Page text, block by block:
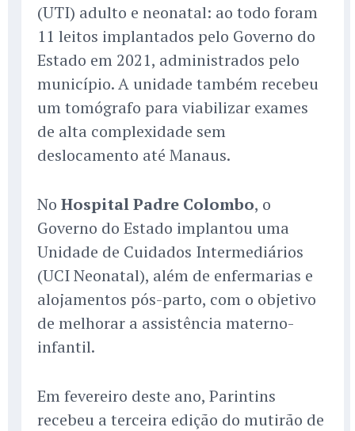
(UTI) adulto e neonatal: ao todo foram
11 leitos implantados pelo Governo do
Estado em 2021, administrados pelo
município. A unidade também recebeu
um tomógrafo para viabilizar exames
de alta complexidade sem
deslocamento até Manaus.
No Hospital Padre Colombo, o
Governo do Estado implantou uma
Unidade de Cuidados Intermediários
(UCI Neonatal), além de enfermarias e
alojamentos pós-parto, com o objetivo
de melhorar a assistência materno-
infantil.
Em fevereiro deste ano, Parintins
recebeu a terceira edição do mutirão de